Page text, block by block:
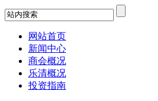
网站首页
新闻中心
商会概况
乐清概况
投资指南